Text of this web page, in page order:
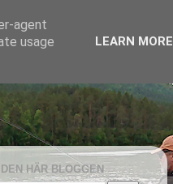
HÄR BLOGGEN
agent
usage
LEARN MORE